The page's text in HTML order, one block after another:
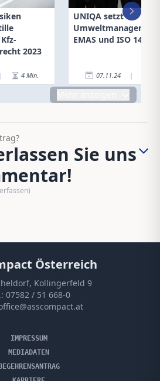
2023
| 4 Min.
UNIQA setzt
EMAS und ISO
07.11.24 |
Sie uns
Österreich
Kollingerfeld 9
07582 / 51 668-0
IMPRESSUM
MEDIADATEN